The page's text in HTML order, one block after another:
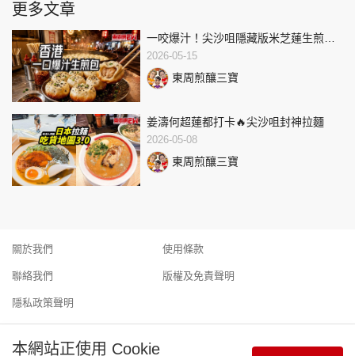
更多文章
一咬爆汁！尖沙咀隱藏版米芝蓮生煎包
💥
2026-05-15
東周煎釀三寶
姜濤何超蓮都打卡🔥尖沙咀封神拉麵
2026-05-08
東周煎釀三寶
關於我們
聯絡我們
隱私政策聲明
使用條款
版權及免責聲明
本網站正使用 Cookie